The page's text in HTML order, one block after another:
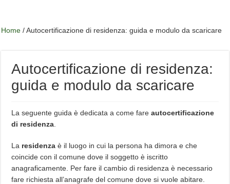
Home /Autocertificazione di residenza: guida e modulo da scaricare
Autocertificazione di residenza:
guida e modulo da scaricare
La seguente guida è dedicata a come fareautocertificazione
di residenza
La residenza è il luogo in cui la persona ha dimora e che
coincide con il comune dove il soggetto è iscritto
anagraficamente. Per fare il cambio di residenza è necessario
fare richiesta all’anagrafe del comune dove si vuole abitare.